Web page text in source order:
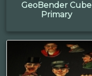
GeoBender Cube
Primary